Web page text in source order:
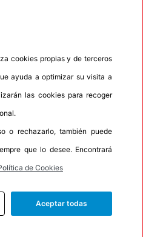
cookies propias y de terceros
ayuda a optimizar su visita a
las cookies para recoger
o rechazarlo, también puede
que lo desee. Encontrará
de Cookies
Aceptar todas